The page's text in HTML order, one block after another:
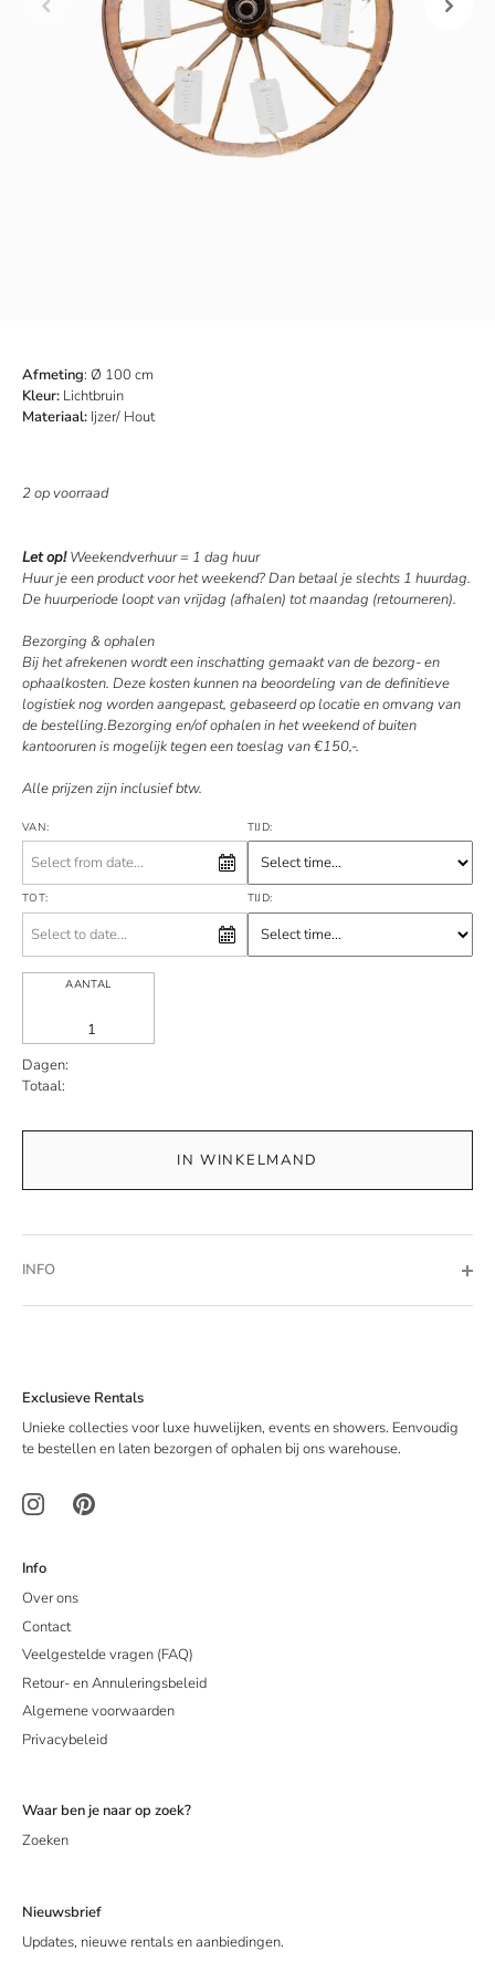
Afmeting: Ø 100 cm
Kleur: Lichtbruin
Materiaal: Ijzer/ Hout
2 op voorraad
Let op!Weekendverhuur = 1 dag huur
Huur je een product voor het weekend? Dan betaal je slechts 1 huurdag.
De huurperiode loopt van vrijdag (afhalen) tot maandag (retourneren).
Bezorging & ophalen
Bij het afrekenen wordt een inschatting gemaakt van de bezorg- en
ophaalkosten. Deze kosten kunnen na beoordeling van de definitieve
logistiek nog worden aangepast, gebaseerd op locatie en omvang van
de bestelling.Bezorging en/of ophalen in het weekend of buiten
kantooruren is mogelijk tegen een toeslag van €150,-.
Alle prijzen zijn inclusief btw.
VAN: TIJD:
TOT: TIJD:
AANTAL
Dagen:
Totaal:
IN WINKELMAND
INFO
Exclusieve Rentals
Unieke collecties voor luxe huwelijken, events en showers. Eenvoudig
te bestellen en laten bezorgen of ophalen bij ons warehouse.
Info
Over ons
Contact
Veelgestelde vragen (FAQ)
Retour- en Annuleringsbeleid
Algemene voorwaarden
Privacybeleid
Waar ben je naar op zoek?
Zoeken
Nieuwsbrief
Updates, nieuwe rentals en aanbiedingen.